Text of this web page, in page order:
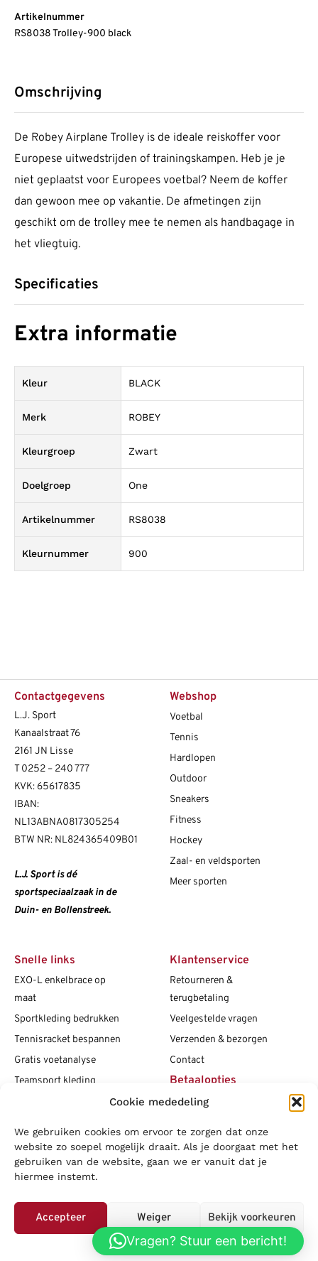
Cookie mededeling
We gebruiken cookies om ervoor te zorgen dat onze
website zo soepel mogelijk draait. Als je doorgaat met het
gebruiken van de website, gaan we er vanuit dat je
hiermee instemt.
Accepteer Weiger Bekijk voorkeuren
Privacybeleid
Artikelnummer
RS8038 Trolley-900 black
Omschrijving
De Robey Airplane Trolley is de ideale reiskoffer voor
Europese uitwedstrijden of trainingskampen. Heb je je
niet geplaatst voor Europees voetbal? Neem de koffer
dan gewoon mee op vakantie. De afmetingen zijn
geschikt om de trolley mee te nemen als handbagage in
het vliegtuig.
Specificaties
Extra informatie
Kleur BLACK
Merk ROBEY
Kleurgroep Zwart
Doelgroep One
Artikelnummer RS8038
Kleurnummer 900
Contactgegevens
L.J. Sport
Kanaalstraat 76
2161 JN Lisse
T 0252 – 240 777
KVK: 65617835
IBAN:
NL13ABNA0817305254
BTW NR: NL824365409B01
L.J. Sport is dé
sportspeciaalzaak in de
Duin- en Bollenstreek.
Webshop
Voetbal
Tennis
Hardlopen
Outdoor
Sneakers
Fitness
Hockey
Zaal- en veldsporten
Meer sporten
Snelle links
EXO-L enkelbrace op
maat
Sportkleding bedrukken
Tennisracket bespannen
Gratis voetanalyse
Teamsport kleding
Vacatures
Blogs
Klantenservice
Retourneren &
terugbetaling
Veelgestelde vragen
Verzenden & bezorgen
Contact
Betaalopties
Social media
LOWA|Adidas| Mizuno| Nike|Speedo|Asics |Babolat|Falke
|
Superfeet
Vragen? Stuur een bericht!